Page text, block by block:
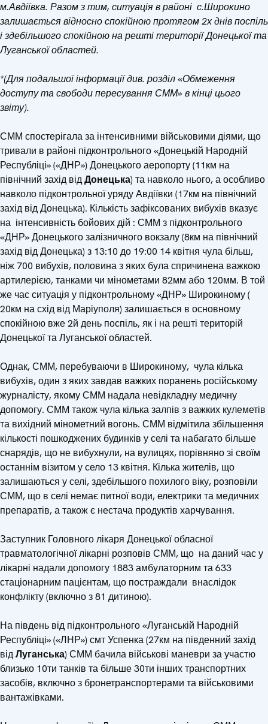
м.Авдіївка. Разом з тим, ситуація в районі с.Широкино
залишається відносно спокійною протягом 2х днів поспіль
і здебільшого спокійною на решті території Донецької та
Луганської областей.
*(Для подальшої інформації див. розділ «Обмеження
доступу та свободи пересування СММ» в кінці цього
звіту).
СММ спостерігала за інтенсивними військовими діями, що
тривали в районі підконтрольного «Донецькій Народній
Республіці» («ДНР») Донецького аеропорту (11км на
північний захід відДонецька) та навколо нього, а особливо
навколо підконтрольної уряду Авдіївки (17км на північний
захід від Донецька). Кількість зафіксованих вибухів вказує
на інтенсивність бойових дій : СММ з підконтрольного
«ДНР» Донецького залізничного вокзалу (8км на північний
захід від Донецька) з 13:10 до 19:00 14 квітня чула більш,
ніж 700 вибухів, половина з яких була спричинена важкою
артилерією, танками чи мінометами 82мм або 120мм. В той
же час ситуація у підконтрольному «ДНР» Широкиному (
20км на схід від Маріуполя) залишається в основному
спокійною вже 2й день поспіль, як і на решті територій
Донецької та Луганської областей.
Однак, СММ, перебуваючи в Широкиному, чула кілька
вибухів, один з яких завдав важких поранень російському
журналісту, якому СММ надала невідкладну медичну
допомогу. СММ також чула кілька залпів з важких кулеметів
та вихідний мінометний вогонь. СММ відмітила збільшення
кількості пошкоджених будинків у селі та набагато більше
снарядів, що не вибухнули, на вулицях, порівняно зі своїм
останнім візитом у село 13 квітня. Кілька жителів, що
залишаються у селі, здебільшого похилого віку, розповіли
СММ, що в селі немає питної води, електрики та медичних
препаратів, а також є нестача продуктів харчування.
Заступник Головного лікаря Донецької обласної
травматологічної лікарні розповів СММ, що на даний час у
лікарні надали допомогу 1883 амбулаторним та 633
стаціонарним пацієнтам, що постраждали внаслідок
конфлікту (включно з 81 дитиною).
На південь від підконтрольного «Луганській Народній
Республіці» («ЛНР») смт Успенка (27км на південний захід
відЛуганська) СММ бачила військові маневри за участю
близько 10ти танків та більше 30ти інших транспортних
засобів, включно з бронетранспортерами та військовими
вантажівками.